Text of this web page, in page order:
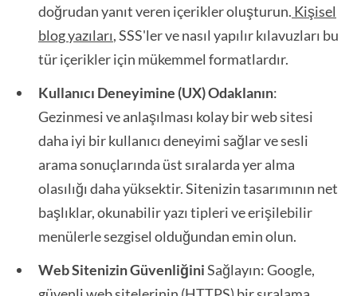
doğrudan yanıt veren içerikler oluşturun. Kişisel
blog yazıları, SSS'ler ve nasıl yapılır kılavuzları bu
tür içerikler için mükemmel formatlardır.
Kullanıcı Deneyimine (UX) Odaklanın:
Gezinmesi ve anlaşılması kolay bir web sitesi
daha iyi bir kullanıcı deneyimi sağlar ve sesli
arama sonuçlarında üst sıralarda yer alma
olasılığı daha yüksektir. Sitenizin tasarımının net
başlıklar, okunabilir yazı tipleri ve erişilebilir
menülerle sezgisel olduğundan emin olun.
Web Sitenizin GüvenliğiniSağlayın: Google,